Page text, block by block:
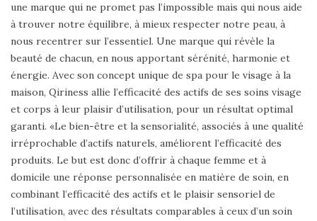
une marque qui ne promet pas l’impossible mais qui nous aide
à trouver notre équilibre, à mieux respecter notre peau, à
nous recentrer sur l’essentiel. Une marque qui révèle la
beauté de chacun, en nous apportant sérénité, harmonie et
énergie. Avec son concept unique de spa pour le visage à la
maison, Qiriness allie l’efficacité des actifs de ses soins visage
et corps à leur plaisir d’utilisation, pour un résultat optimal
garanti. «Le bien-être et la sensorialité, associés à une qualité
irréprochable d’actifs naturels, améliorent l’efficacité des
produits. Le but est donc d’offrir à chaque femme et à
domicile une réponse personnalisée en matière de soin, en
combinant l’efficacité des actifs et le plaisir sensoriel de
l’utilisation, avec des résultats comparables à ceux d’un soin